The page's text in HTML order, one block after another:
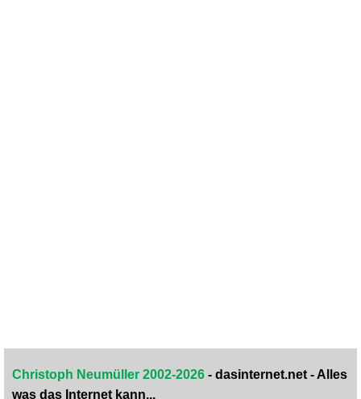
Christoph Neumüller 2002-2026 - dasinternet.net - Alles
was das Internet kann...